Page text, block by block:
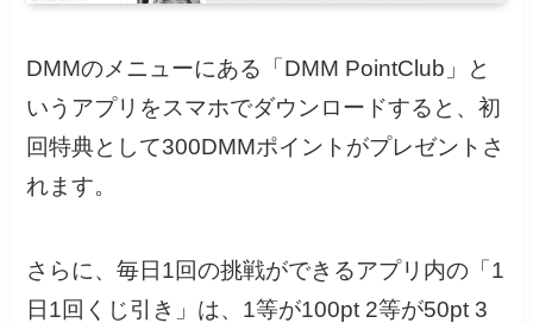
DMMのメニューにある「DMM PointClub」と
いうアプリをスマホでダウンロードすると、初
回特典として300DMMポイントがプレゼントさ
れます。
さらに、毎日1回の挑戦ができるアプリ内の「1
日1回くじ引き」は、1等が100pt 2等が50pt 3